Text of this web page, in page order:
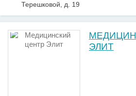
Терешковой, д. 19
ЭЛИТ